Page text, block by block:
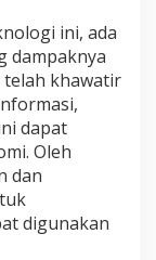
ini, ada
dampaknya
telah khawatir
dapat
Oleh
dan
digunakan